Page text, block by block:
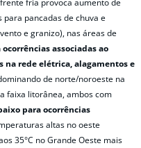
fria provoca aumento de
para pancadas de chuva e
e granizo), nas áreas de
associadas ao
na rede elétrica, alagamentos e
de norte/noroeste na
faixa litorânea, ambos com
para ocorrências
altas no oeste
35°C no Grande Oeste mais